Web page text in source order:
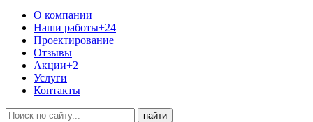
О компании
Наши работы+24
Проектирование
Отзывы
Акции+2
Услуги
Контакты